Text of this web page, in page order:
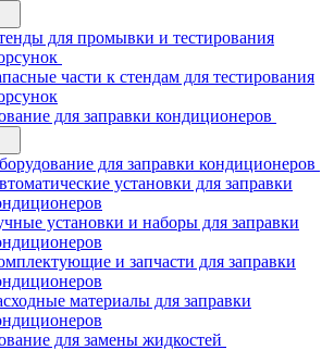
для промывки и тестирования
части к стендам для тестирования
для заправки кондиционеров
для заправки кондиционеров
установки для заправки
установки и наборы для заправки
и запчасти для заправки
материалы для заправки
для замены жидкостей